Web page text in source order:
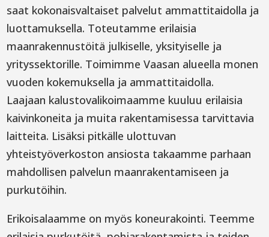
saat kokonaisvaltaiset palvelut ammattitaidolla ja
luottamuksella. Toteutamme erilaisia
maanrakennustöitä julkiselle, yksityiselle ja
yrityssektorille. Toimimme Vaasan alueella monen
vuoden kokemuksella ja ammattitaidolla.
Laajaan kalustovalikoimaamme kuuluu erilaisia
kaivinkoneita ja muita rakentamisessa tarvittavia
laitteita. Lisäksi pitkälle ulottuvan
yhteistyöverkoston ansiosta takaamme parhaan
mahdollisen palvelun maanrakentamiseen ja
purkutöihin.
Erikoisalaamme on myös koneurakointi. Teemme